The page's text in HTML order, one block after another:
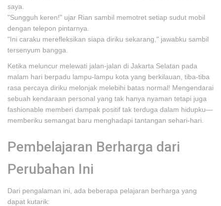
saya.
"Sungguh keren!" ujar Rian sambil memotret setiap sudut mobil
dengan telepon pintarnya.
"Ini caraku merefleksikan siapa diriku sekarang," jawabku sambil
tersenyum bangga.
Ketika meluncur melewati jalan-jalan di Jakarta Selatan pada
malam hari berpadu lampu-lampu kota yang berkilauan, tiba-tiba
rasa percaya diriku melonjak melebihi batas normal! Mengendarai
sebuah kendaraan personal yang tak hanya nyaman tetapi juga
fashionable memberi dampak positif tak terduga dalam hidupku—
memberiku semangat baru menghadapi tantangan sehari-hari.
Pembelajaran Berharga dari
Perubahan Ini
Dari pengalaman ini, ada beberapa pelajaran berharga yang
dapat kutarik: